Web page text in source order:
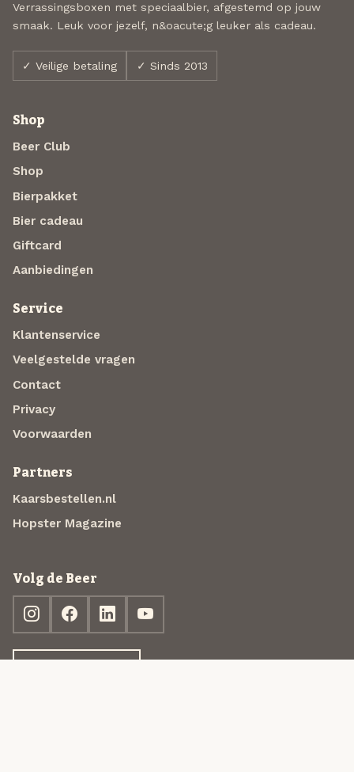
Verrassingsboxen met speciaalbier, afgestemd op jouw
smaak. Leuk voor jezelf, n&oacute;g leuker als cadeau.
✓ Veilige betaling ✓ Sinds 2013
Shop
Beer Club
Shop
Bierpakket
Bier cadeau
Giftcard
Aanbiedingen
Service
Klantenservice
Veelgestelde vragen
Contact
Privacy
Voorwaarden
Partners
Kaarsbestellen.nl
Hopster Magazine
Volg de Beer